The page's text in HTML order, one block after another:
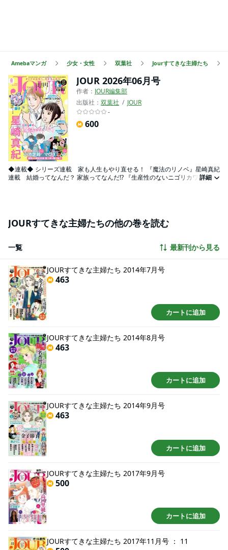
Amebaマンガ 少女・女性 双葉社 Jourすてきな主婦たち
JOUR 2026年06月号
作者： JOUR編集部
出版社： 双葉社
JOUR
-
600
◆連載◆ シリーズ連載 家も人生もやり直せる！ 『魔法のリノベ』星崎真紀
連載 結婚ってなんだ？ 家族ってなんだ!? 『生産性のないニゴリカワ』坂井
40周年攻勢 第6弾!! 『愚者の花争い』マツダミノル 連載 心とカラダを疼か
せる凸凹ラブコメ 『真逆な２人はどうにもデキない。』多田基生 特別読切
つぶ 出張掲載 芸能界嫌いな彼女が信じるアイドルの嘘 『真田芽依はアイド
高梨みどり リバイバル連載 風のペンション クロニクル 『心ゆれて 夢ゆれ
て』大谷博子 ◆ショートコミック 『派遣戦士 山田のり子』たかの宗美 『そ
もそもウチには芝生がない』たちばなかおる 『ヨンイチ婚！』臼倉若菜 ※本
電子書籍は、2027年4月30日までの期間限定販売商品です。本電子書籍内の
広告・情報・価格は紙で発行した当時のものとなります。 本電子書籍のプレ
ゼント・アンケート等への応募もできません。何卒ご了承ください。
詳細
JOURすてきな主婦たちの他の巻を読む
一覧 最新刊から見る
JOURすてきな主婦たち 2014年7月号
463
カートに追加
JOURすてきな主婦たち 2014年8月号
463
カートに追加
JOURすてきな主婦たち 2014年9月号
463
カートに追加
JOURすてきな主婦たち 2017年9月号
500
カートに追加
JOURすてきな主婦たち 2017年11月号 ： 11